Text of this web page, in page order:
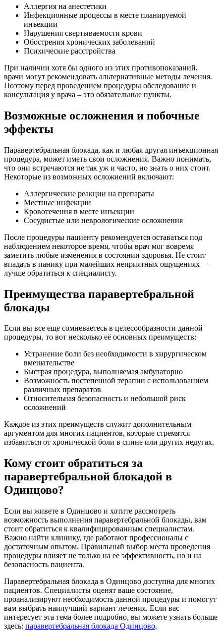
Аллергия на анестетики
Инфекционные процессы в месте планируемой
инъекции
Нарушения свертываемости крови
Обострения хронических заболеваний
Психические расстройства
При наличии хотя бы одного из этих противопоказаний,
врачи могут рекомендовать альтернативные методы лечения.
Поэтому перед проведением процедуры обследование и
консультация у врача – это обязательные пункты.
Возможные осложнения и побочные
эффекты
Паравертебральная блокада, как и любая другая инъекционная
процедура, может иметь свои осложнения. Важно понимать,
что они встречаются не так уж и часто, но знать о них стоит.
Некоторые из возможных осложнений включают:
Аллергические реакции на препараты
Местные инфекции
Кровотечения в месте инъекции
Сосудистые или неврологические осложнения
После процедуры пациенту рекомендуется оставаться под
наблюдением некоторое время, чтобы врач мог вовремя
заметить любые изменения в состоянии здоровья. Не стоит
впадать в панику при малейших неприятных ощущениях —
лучше обратиться к специалисту.
Преимущества паравертебральной
блокады
Если вы все еще сомневаетесь в целесообразности данной
процедуры, то вот несколько её основных преимуществ:
Устранение боли без необходимости в хирургическом
вмешательстве
Быстрая процедура, выполняемая амбулаторно
Возможность постепенной терапии с использованием
различных препаратов
Относительная безопасность и небольшой риск
осложнений
Каждое из этих преимуществ служит дополнительным
аргументом для многих пациентов, которые стремятся
избавиться от хронической боли в спине или других недугах.
Кому стоит обратиться за
паравертебральной блокадой в
Одинцово?
Если вы живете в Одинцово и хотите рассмотреть
возможность выполнения паравертебральной блокады, вам
стоит обратиться к квалифицированным специалистам.
Важно найти клинику, где работают профессионалы с
достаточным опытом. Правильный выбор места проведения
процедуры влияет не только на ее эффективность, но и на
безопасность пациента.
Паравертебральная блокада в Одинцово доступна для многих
пациентов. Специалисты оценят ваше состояние,
проанализируют необходимость данной процедуры и помогут
вам выбрать наилучший вариант лечения. Если вас
интересует эта тема более подробно, вы можете узнать больше
здесь: паравертебральная блокада Одинцово.